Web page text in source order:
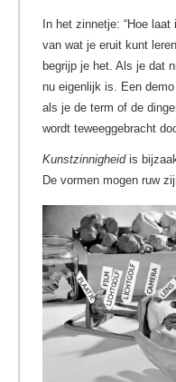
In het zinnetje: “Hoe
van wat je eruit kunt
begrijp je het. Als je dat
nu eigenlijk is. Een
als je de term of de
wordt teweeggebracht
Kunstzinnigheid is
De vormen mogen ruw